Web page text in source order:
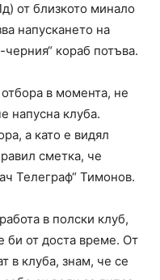
от близкото минало
напускането на
кораб потъва.
в момента, не
напусна клуба.
а като е видял
сметка, че
Телеграф“ Тимонов.
в полски клуб,
би от доста време. От
в клуба, знам, че се